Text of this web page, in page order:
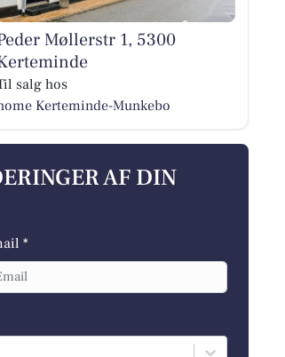
Møllerstr 1, 5300
salg hos
Kerteminde-Munkebo
AF DIN
*